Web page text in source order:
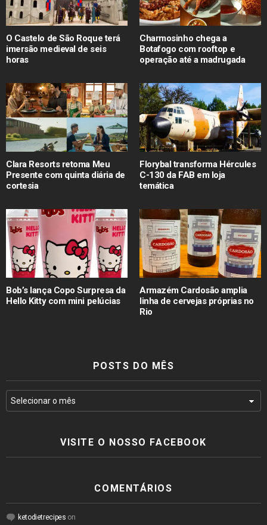
O Castelo de São Roque terá
imersão medieval de seis
horas
Charmosinho chega a
Botafogo com rooftop e
operação até a madrugada
Clara Resorts retoma Meu
Presente com quinta diária de
cortesia
Florybal transforma Hércules
C-130 da FAB em loja
temática
Bob’s lança Copo Surpresa da
Hello Kitty com mini pelúcias
Armazém Cardosão amplia
linha de cervejas próprias no
Rio
POSTS DO MÊS
VISITE O NOSSO FACEBOOK
COMENTÁRIOS
ketodietrecipes on